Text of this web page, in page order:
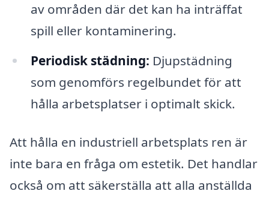
av områden där det kan ha inträffat
spill eller kontaminering.
Periodisk städning: Djupstädning
som genomförs regelbundet för att
hålla arbetsplatser i optimalt skick.
Att hålla en industriell arbetsplats ren är
inte bara en fråga om estetik. Det handlar
också om att säkerställa att alla anställda